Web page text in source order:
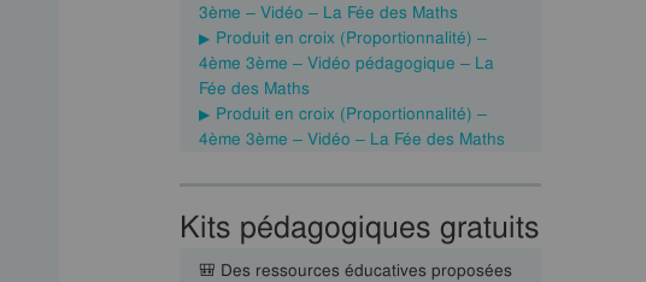
3ème – Vidéo – La Fée des Maths
Produit en croix (Proportionnalité) –
4ème 3ème – Vidéo pédagogique – La
Fée des Maths
Produit en croix (Proportionnalité) –
4ème 3ème – Vidéo – La Fée des Maths
Kits pédagogiques gratuits
🎒 Des ressources éducatives proposées